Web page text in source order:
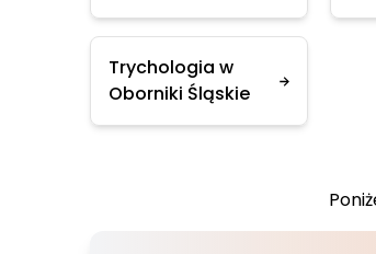
Trychologia w
Oborniki Śląskie